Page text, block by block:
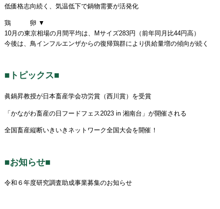
低価格志向続く、気温低下で鍋物需要が活発化
鶏 卵 ▼
10月の東京相場の月間平均は、Mサイズ283円（前年同月比44円高）
今後は、鳥インフルエンザからの復帰鶏群により供給量増の傾向が続く
■トピックス■
眞鍋昇教授が日本畜産学会功労賞（西川賞）を受賞
「かながわ畜産の日フードフェス2023 in 湘南台」が開催される
全国畜産縦断いきいきネットワーク全国大会を開催！
■お知らせ■
令和６年度研究調査助成事業募集のお知らせ